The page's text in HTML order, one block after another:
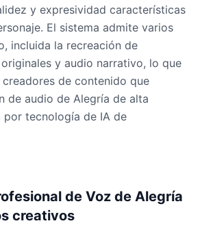
y expresividad características
El sistema admite varios
incluida la recreación de
y audio narrativo, lo que
de contenido que
de audio de Alegría de alta
por tecnología de IA de
de Voz de Alegría
creativos